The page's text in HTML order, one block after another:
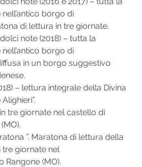
borgo di
di lettura in tre giornate.
note (2018) – tutta la
borgo di
in un borgo suggestivo
– lettura integrale della Divina
tre giornate nel castello di
”. Maratona di lettura della
tre giornate nel
Rangone (MO).